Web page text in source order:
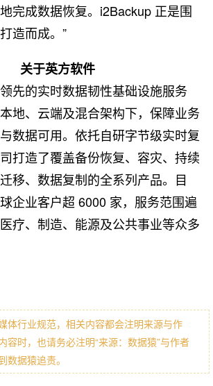
完成数据恢复。i2Backup 正是围
造而成。”
关于英方软件
先的实时数据韧性基础设施服务
地、云端及混合架构下，保障业务
数据可用。依托自研字节级实时复
打造了覆盖备份恢复、容灾、持续
移、数据复制的全系列产品。目
企业客户超 6000 家，服务范围遍
疗、制造、能源及公共事业等众多
体行业规范，相关内容都会注明来源与作
容时，也请务必注明“来源：数据猿”与作者
数据猿追责。